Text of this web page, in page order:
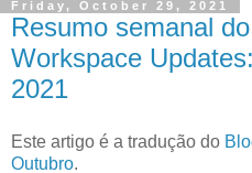
Friday, October 29, 2021
Resumo semanal
Workspace
2021
Este artigo é a tradução do
Outubro.